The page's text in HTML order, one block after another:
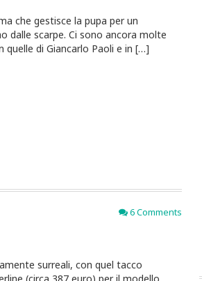
che gestisce la pupa per un
dalle scarpe. Ci sono ancora molte
di Giancarlo Paoli e in […]
6 Comments
surreali, con quel tacco